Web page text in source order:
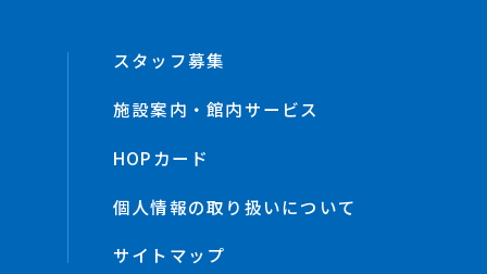
スタッフ募集
施設案内・館内サービス
HOPカード
個人情報の取り扱いについて
サイトマップ